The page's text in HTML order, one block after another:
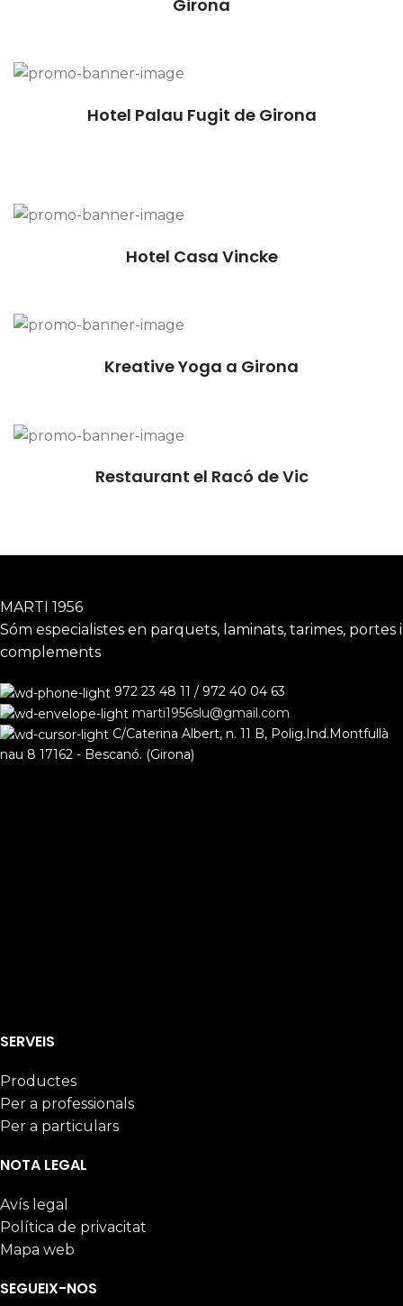
Girona
Hotel Palau Fugit de Girona
Hotel Casa Vincke
Kreative Yoga a Girona
Restaurant el Racó de Vic
MARTI 1956
Sóm especialistes en parquets, laminats, tarimes, portes i
complements
972 23 48 11 / 972 40 04 63
marti1956slu@gmail.com
C/Caterina Albert, n. 11 B, Polig.Ind.Montfullà
nau 8 17162 - Bescanó. (Girona)
SERVEIS
Productes
Per a professionals
Per a particulars
NOTA LEGAL
Avís legal
Política de privacitat
Mapa web
SEGUEIX-NOS